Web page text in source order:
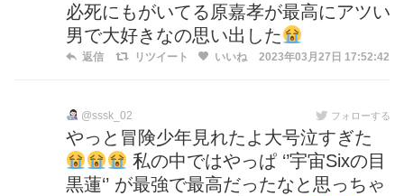
必死にもがいてる原嘉孝が最高にアツい
男で大好きなの思い出した
返信 リツイート いいね 2023年03月27日 17:52:42
@sssk_02 フォローする
やっと冒険少年見れたよ大号泣すぎた
私の中ではやっぱ ‘’宇宙Sixの目
黒蓮‘’ が最強で最高だったなと思っちゃ